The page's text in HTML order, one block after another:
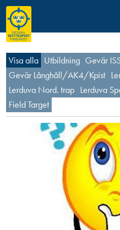
Visa alla Utbildning Gevär
Gevär Långhåll/AK4/Kpist
Lerduva Nord. trap Lerduva
Field Target